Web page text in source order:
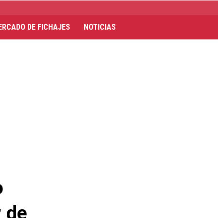
DE FICHAJES NOTICIAS